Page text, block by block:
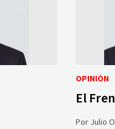
OPINIÓN
El
Por Julio